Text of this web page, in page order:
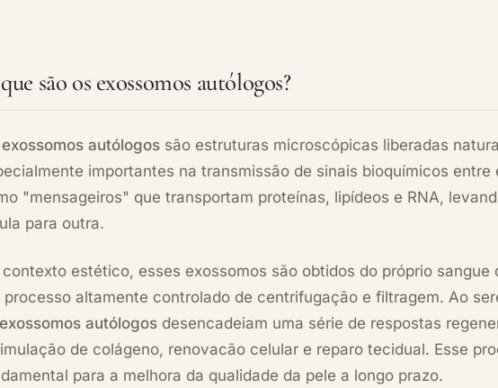
são os exossomos autólogos?
exossomos autólogossão estruturas microscópicas liberadas
importantes na transmissão de sinais bioquímicos entre
"mensageiros" que transportam proteínas, lipídeos e RNA,
para outra.
contexto estético, esses exossomos são obtidos do próprio sangue
processo altamente controlado de centrifugação e filtragem. Ao
exossomos autólogosdesencadeiam uma série de respostas
de colágeno, renovacão celular e reparo tecidual. Esse
para a melhora da qualidade da pele a longo prazo.